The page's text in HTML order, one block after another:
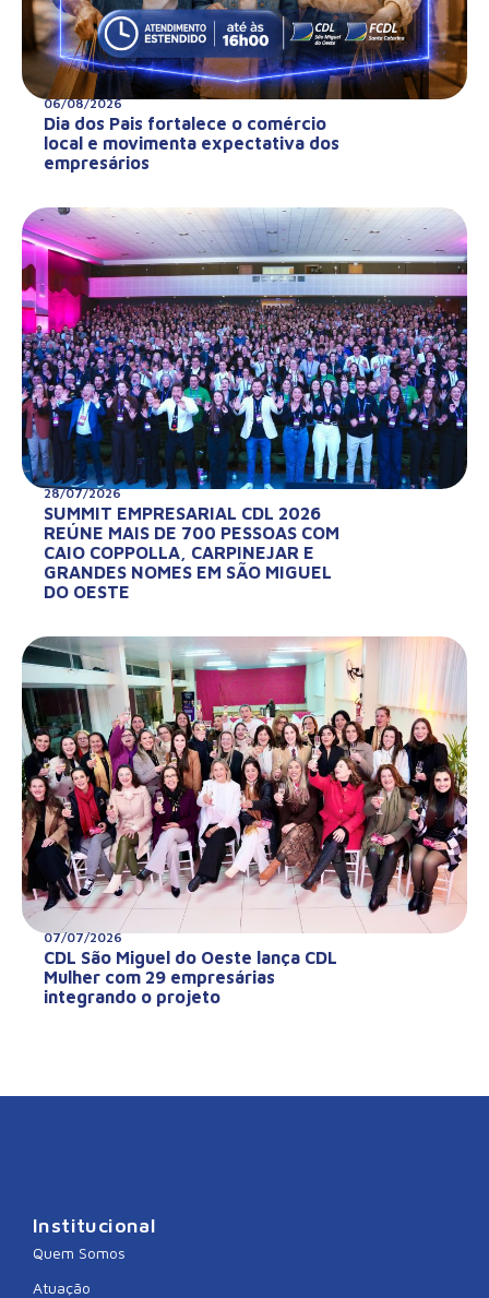
06/08/2026
Dia dos Pais fortalece o comércio
local e movimenta expectativa dos
empresários
28/07/2026
SUMMIT EMPRESARIAL CDL 2026
REÚNE MAIS DE 700 PESSOAS COM
CAIO COPPOLLA, CARPINEJAR E
GRANDES NOMES EM SÃO MIGUEL
DO OESTE
07/07/2026
CDL São Miguel do Oeste lança CDL
Mulher com 29 empresárias
integrando o projeto
Institucional
Quem Somos
Atuação